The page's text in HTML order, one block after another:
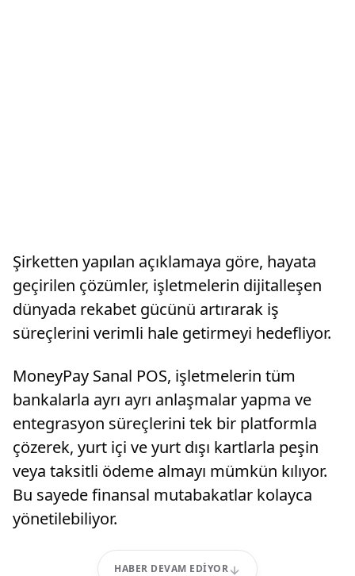
Şirketten yapılan açıklamaya göre, hayata
geçirilen çözümler, işletmelerin dijitalleşen
dünyada rekabet gücünü artırarak iş
süreçlerini verimli hale getirmeyi hedefliyor.
MoneyPay Sanal POS, işletmelerin tüm
bankalarla ayrı ayrı anlaşmalar yapma ve
entegrasyon süreçlerini tek bir platformla
çözerek, yurt içi ve yurt dışı kartlarla peşin
veya taksitli ödeme almayı mümkün kılıyor.
Bu sayede finansal mutabakatlar kolayca
yönetilebiliyor.
HABER DEVAM EDIYOR